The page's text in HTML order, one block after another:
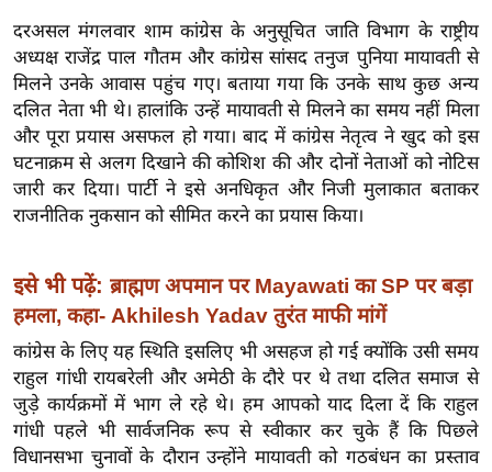
मि
सा
ल
बे
मि
सा
श
ख्सि
य
त
यं
ग
इं
दरअसल मंगलवार शाम कांग्रेस के अनुसूचित जाति विभाग के राष्ट्रीय
अध्यक्ष राजेंद्र पाल गौतम और कांग्रेस सांसद तनुज पुनिया मायावती से
मिलने उनके आवास पहुंच गए। बताया गया कि उनके साथ कुछ अन्य
दलित नेता भी थे। हालांकि उन्हें मायावती से मिलने का समय नहीं मिला
और पूरा प्रयास असफल हो गया। बाद में कांग्रेस नेतृत्व ने खुद को इस
घटनाक्रम से अलग दिखाने की कोशिश की और दोनों नेताओं को नोटिस
जारी कर दिया। पार्टी ने इसे अनधिकृत और निजी मुलाकात बताकर
राजनीतिक नुकसान को सीमित करने का प्रयास किया।
इसे भी पढ़ें: ब्राह्मण अपमान पर Mayawati का SP पर बड़ा
हमला, कहा- Akhilesh Yadav तुरंत माफी मांगें
कांग्रेस के लिए यह स्थिति इसलिए भी असहज हो गई क्योंकि उसी समय
राहुल गांधी रायबरेली और अमेठी के दौरे पर थे तथा दलित समाज से
जुड़े कार्यक्रमों में भाग ले रहे थे। हम आपको याद दिला दें कि राहुल
गांधी पहले भी सार्वजनिक रूप से स्वीकार कर चुके हैं कि पिछले
विधानसभा चुनावों के दौरान उन्होंने मायावती को गठबंधन का प्रस्ताव